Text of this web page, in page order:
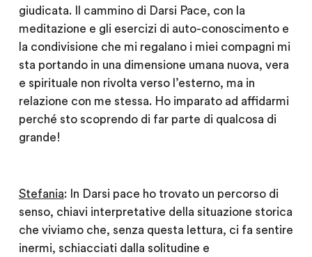
giudicata. Il cammino di Darsi Pace, con la
meditazione e gli esercizi di auto-conoscimento e
la condivisione che mi regalano i miei compagni mi
sta portando in una dimensione umana nuova, vera
e spirituale non rivolta verso l’esterno, ma in
relazione con me stessa. Ho imparato ad affidarmi
perché sto scoprendo di far parte di qualcosa di
grande!
Stefania: In Darsi pace ho trovato un percorso di
senso, chiavi interpretative della situazione storica
che viviamo che, senza questa lettura, ci fa sentire
inermi, schiacciati dalla solitudine e